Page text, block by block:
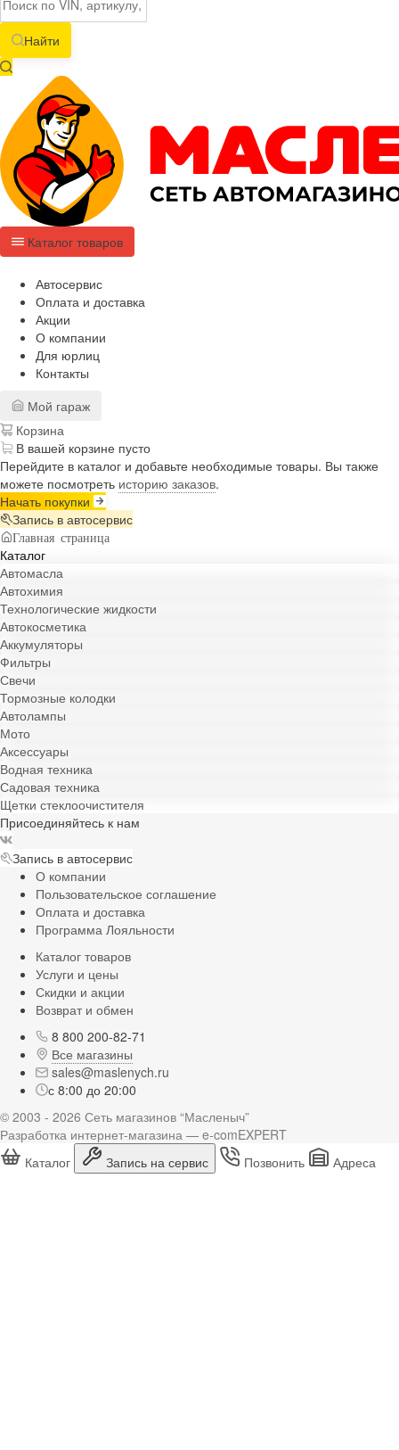
Найти
Каталог товаров
Автосервис
Оплата и доставка
Акции
О компании
Для юрлиц
Контакты
Мой гараж
Корзина
В вашей корзине пусто
Перейдите в каталог и добавьте необходимые товары. Вы также
можете посмотреть историю заказов.
Начать покупки
Запись в автосервис
Главная страница
Каталог
Автомасла
Автохимия
Технологические жидкости
Автокосметика
Аккумуляторы
Фильтры
Свечи
Тормозные колодки
Автолампы
Мото
Аксессуары
Водная техника
Садовая техника
Щетки стеклоочистителя
Присоединяйтесь к нам
Запись в автосервис
О компании
Пользовательское соглашение
Оплата и доставка
Программа Лояльности
Каталог товаров
Услуги и цены
Скидки и акции
Возврат и обмен
8 800 200-82-71
Все магазины
sales@maslenych.ru
с 8:00 до 20:00
© 2003 - 2026 Сеть магазинов “Масленыч”
Разработка интернет-магазина — e-comEXPERT
Каталог
Запись на сервис Позвонить Адреса